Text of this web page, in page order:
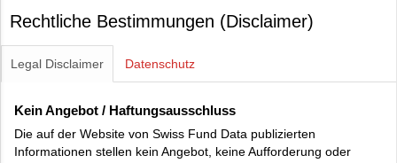
Rechtliche Bestimmungen (Disclaimer)
Legal Disclaimer Datenschutz
Kein Angebot / Haftungsausschluss
Die auf der Website von Swiss Fund Data publizierten
Informationen stellen kein Angebot, keine Aufforderung oder